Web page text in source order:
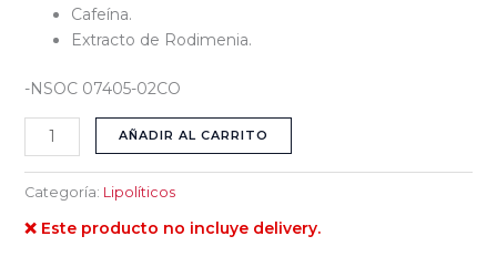
Cafeína.
Extracto de Rodimenia.
-NSOC 07405-02CO
AÑADIR AL CARRITO
Categoría: Lipolíticos
❌ Este producto no incluye delivery.